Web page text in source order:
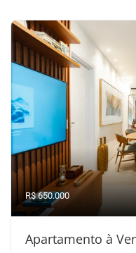
R$ 650.000
Apartamento à